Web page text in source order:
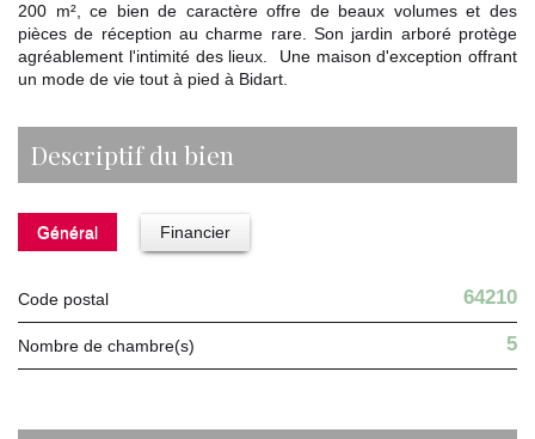
200 m², ce bien de caractère offre de beaux volumes et des
pièces de réception au charme rare. Son jardin arboré protège
agréablement l'intimité des lieux. Une maison d'exception offrant
un mode de vie tout à pied à Bidart.
descriptif du bien
Général Financier
Code postal 64210
Nombre de chambre(s) 5